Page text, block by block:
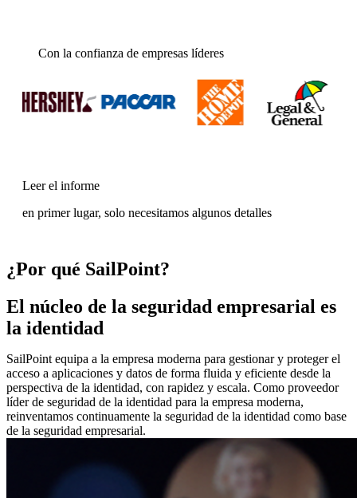
Con la confianza de empresas líderes
Leer el informe
en primer lugar, solo necesitamos algunos detalles
¿Por qué SailPoint?
El núcleo de la seguridad empresarial es
la identidad
SailPoint equipa a la empresa moderna para gestionar y proteger el
acceso a aplicaciones y datos de forma fluida y eficiente desde la
perspectiva de la identidad, con rapidez y escala. Como proveedor
líder de seguridad de la identidad para la empresa moderna,
reinventamos continuamente la seguridad de la identidad como base
de la seguridad empresarial.